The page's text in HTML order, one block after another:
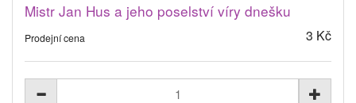
Mistr Jan Hus a jeho poselství víry dnešku
Prodejní cena 3 Kč